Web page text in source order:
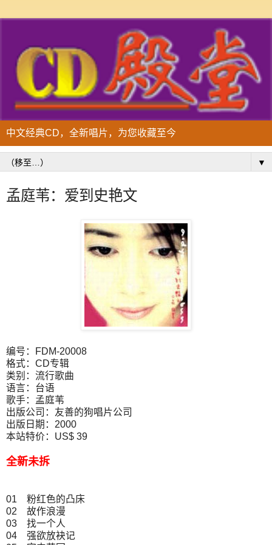
中文经典CD，全新唱片，为您收藏至今
▼
孟庭苇：爱到史艳文
编号：FDM-20008
格式：CD专辑
类别：流行歌曲
语言：台语
歌手：孟庭苇
出版公司：友善的狗唱片公司
出版日期：2000
本站特价：US$ 39
全新未拆
01 粉红色的凸床
02 故作浪漫
03 找一个人
04 强欲放袂记